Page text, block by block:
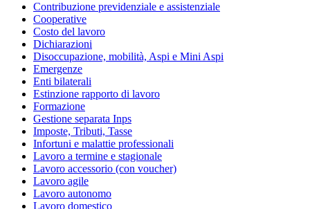
Contribuzione previdenziale e assistenziale
Cooperative
Costo del lavoro
Dichiarazioni
Disoccupazione, mobilità, Aspi e Mini Aspi
Emergenze
Enti bilaterali
Estinzione rapporto di lavoro
Formazione
Gestione separata Inps
Imposte, Tributi, Tasse
Infortuni e malattie professionali
Lavoro a termine e stagionale
Lavoro accessorio (con voucher)
Lavoro agile
Lavoro autonomo
Lavoro domestico